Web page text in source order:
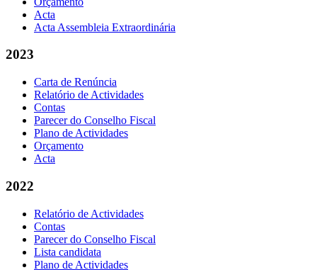
Acta
Acta Assembleia Extraordinária
2023
Carta de Renúncia
Relatório de Actividades
Contas
Parecer do Conselho Fiscal
Plano de Actividades
Orçamento
Acta
2022
Relatório de Actividades
Contas
Parecer do Conselho Fiscal
Lista candidata
Plano de Actividades